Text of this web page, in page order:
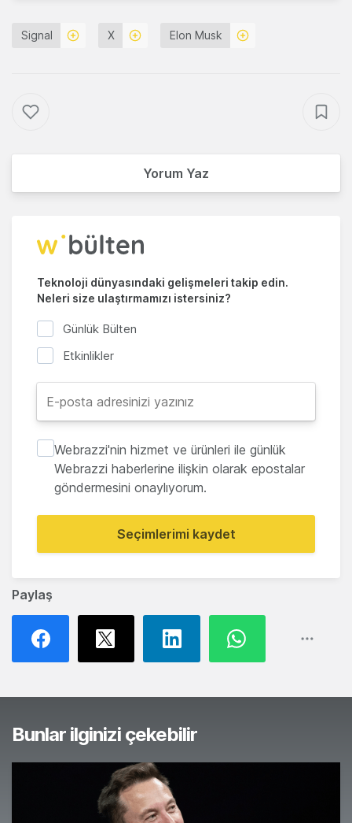
Paylaş
Signal X Elon Musk
Yorum Yaz
Teknoloji dünyasındaki gelişmeleri takip edin.
Neleri size ulaştırmamızı istersiniz?
Günlük Bülten
Etkinlikler
Webrazzi'nin hizmet ve ürünleri ile günlük
Webrazzi haberlerine ilişkin olarak epostalar
göndermesini onaylıyorum.
Seçimlerimi kaydet
Bunlar ilginizi çekebilir